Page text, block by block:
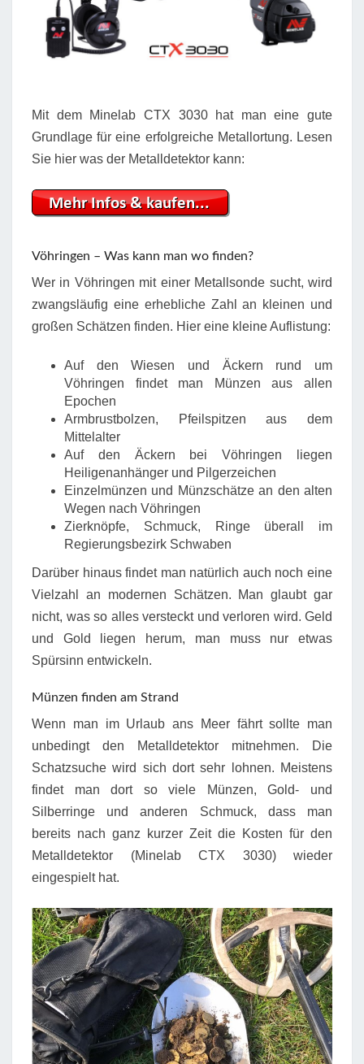
Mit dem Minelab CTX 3030 hat man eine gute
Grundlage für eine erfolgreiche Metallortung. Lesen
Sie hier was der Metalldetektor kann:
Vöhringen – Was kann man wo finden?
Wer in Vöhringen mit einer Metallsonde sucht, wird
zwangsläufig eine erhebliche Zahl an kleinen und
großen Schätzen finden. Hier eine kleine Auflistung:
Auf den Wiesen und Äckern rund um
Vöhringen findet man Münzen aus allen
Epochen
Armbrustbolzen, Pfeilspitzen aus dem
Mittelalter
Auf den Äckern bei Vöhringen liegen
Heiligenanhänger und Pilgerzeichen
Einzelmünzen und Münzschätze an den alten
Wegen nach Vöhringen
Zierknöpfe, Schmuck, Ringe überall im
Regierungsbezirk Schwaben
Darüber hinaus findet man natürlich auch noch eine
Vielzahl an modernen Schätzen. Man glaubt gar
nicht, was so alles versteckt und verloren wird. Geld
und Gold liegen herum, man muss nur etwas
Spürsinn entwickeln.
Münzen finden am Strand
Wenn man im Urlaub ans Meer fährt sollte man
unbedingt den Metalldetektor mitnehmen. Die
Schatzsuche wird sich dort sehr lohnen. Meistens
findet man dort so viele Münzen, Gold- und
Silberringe und anderen Schmuck, dass man
bereits nach ganz kurzer Zeit die Kosten für den
Metalldetektor (Minelab CTX 3030) wieder
eingespielt hat.